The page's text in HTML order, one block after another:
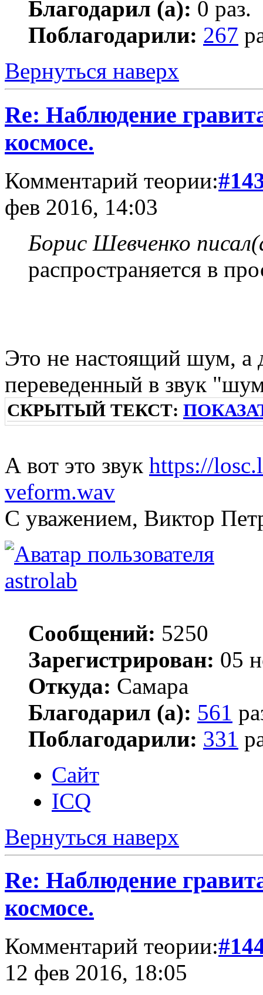
Благодарил (а): 0 раз.
Поблагодарили: 267
Вернуться наверх
Re: Наблюдение
космосе.
Комментарий теории:
фев 2016, 14:03
Борис Шевченко
распространяется в
Это не настоящий шум, а
переведенный в звук
СКРЫТЫЙ ТЕКСТ:
А вот это звук https://
veform.wav
С уважением, Виктор
astrolab
Сообщений: 5250
Зарегистрирован: 05
Откуда: Самара
Благодарил (а): 561
Поблагодарили: 331
Сайт
ICQ
Вернуться наверх
Re: Наблюдение
космосе.
Комментарий теории:
12 фев 2016, 18:05